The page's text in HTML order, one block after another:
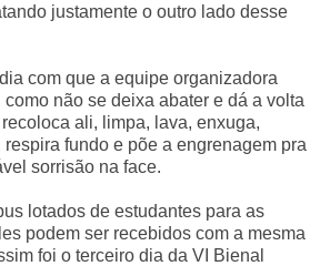
justamente o outro lado desse
com que a equipe organizadora
como não se deixa abater e dá a volta
ali, limpa, lava, enxuga,
fundo e põe a engrenagem pra
sorrisão na face.
lotados de estudantes para as
podem ser recebidos com a mesma
foi o terceiro dia da VI Bienal